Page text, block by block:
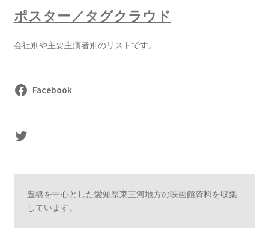
ポスター／タグクラウド
会社別や主要主演者別のリストです。
Facebook
sasaki's Twitter
豊橋を中心とした愛知県東三河地方の映画館資料を収集
しています。